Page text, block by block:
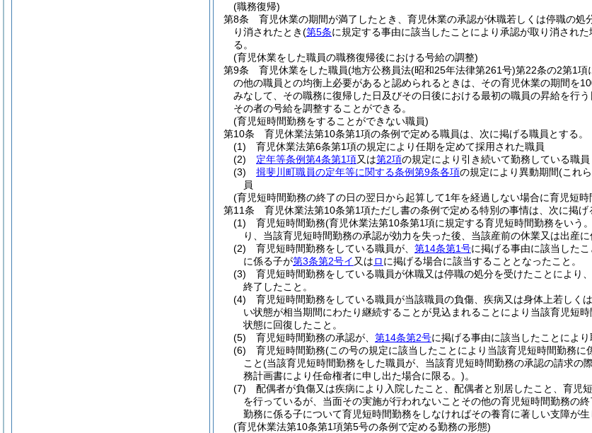
(職務復帰)
第8条
育児休業の期間が満了したとき、育児休業の承認が休職若しくは停職の
り消されたとき(第5条に規定する事由に該当したことにより承認が取り消され
る。
(育児休業をした職員の職務復帰後における号給の調整)
第9条
育児休業をした職員(地方公務員法(昭和25年法律第261号)第22条の2第1項
の他の職員との均衡上必要があると認められるときは、その育児休業の期間を
みなして、その職務に復帰した日及びその日後における最初の職員の昇給を行
その者の号給を調整することができる。
(育児短時間勤務をすることができない職員)
第10条
育児休業法第10条第1項の条例で定める職員は、次に掲げる職員とする。
(1)
育児休業法第6条第1項の規定により任期を定めて採用された職員
(2)
定年等条例第4条第1項又は第2項の規定により引き続いて勤務している職員
(3)
揖斐川町職員の定年等に関する条例第9条各項の規定により異動期間(これ
員
(育児短時間勤務の終了の日の翌日から起算して1年を経過しない場合に育児短
第11条
育児休業法第10条第1項ただし書の条例で定める特別の事情は、次に掲げ
(1)
育児短時間勤務(育児休業法第10条第1項に規定する育児短時間勤務をいう
り、当該育児短時間勤務の承認が効力を失った後、当該産前の休業又は出産
(2)
育児短時間勤務をしている職員が、 第14条第1号に掲げる事由に該当した
に係る子が第3条第2号イ 又はロに掲げる場合に該当することとなったこと。
(3)
育児短時間勤務をしている職員が休職又は停職の処分を受けたことによ
終了したこと。
(4)
育児短時間勤務をしている職員が当該職員の負傷、疾病又は身体上若し
い状態が相当期間にわたり継続することが見込まれることにより当該育児短
状態に回復したこと。
(5)
育児短時間勤務の承認が、 第14条第2号に掲げる事由に該当したことにより
(6)
育児短時間勤務(この号の規定に該当したことにより当該育児短時間勤務に
こと(当該育児短時間勤務をした職員が、当該育児短時間勤務の承認の請求
務計画書により任命権者に申し出た場合に限る。)。
(7)
配偶者が負傷又は疾病により入院したこと、配偶者と別居したこと、育
を行っているが、当面その実施が行われないことその他の育児短時間勤務の
勤務に係る子について育児短時間勤務をしなければその養育に著しい支障が生
(育児休業法第10条第1項第5号の条例で定める勤務の形態)